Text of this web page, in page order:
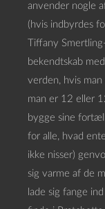
anvender nogle
(hvis indbyrdes
Tiffany
bekendtskab
verden, hvis
man er 12 eller
bygge sine
for alle, hvad
ikke nisser)
sig varme af de
lade sig fange